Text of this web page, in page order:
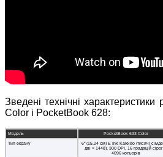
Зведені технічні
Color і PocketBook 628:
Модель PocketBook 633 Color
Тип екрану
6" (15,24 см) E Ink Kaleido (тисячі
дві × 1448), 300 DPI, 16 градацій
4096 кольорів